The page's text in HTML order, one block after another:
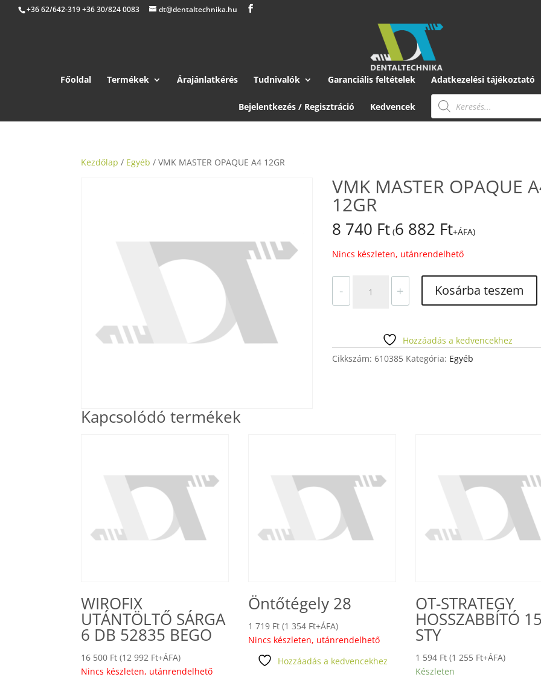
+36 62/642-319 +36 30/824 0083 dt@dentaltechnika.hu
Főoldal Termékek Árajánlatkérés Tudnivalók Garanciális feltételek Adatkezelési tájékoztató
Bejelentkezés / Regisztráció Kedvencek
Products
search
Kezdőlap / Egyéb / VMK MASTER OPAQUE A4 12GR
VMK MASTER OPAQUE
12GR
8 740 Ft (6 882 Ft+ÁFA)
Nincs készleten, utánrendelhető
-
MASTER
mennyiség
+ Kosárba teszem
Hozzáadás a kedvencekhez
Cikkszám: 610385 Kategória: Egyéb
Kapcsolódó termékek
WIROFIX
UTÁNTÖLTŐ SÁRGA
6 DB 52835 BEGO
16 500 Ft (12 992 Ft+ÁFA)
Nincs készleten, utánrendelhető
Öntőtégely 28
1 719 Ft (1 354 Ft+ÁFA)
Nincs készleten, utánrendelhető
Hozzáadás a kedvencekhez
OT-STRATEGY
HOSSZABBÍTÓ
STY
1 594 Ft (1 255 Ft+ÁFA)
Készleten